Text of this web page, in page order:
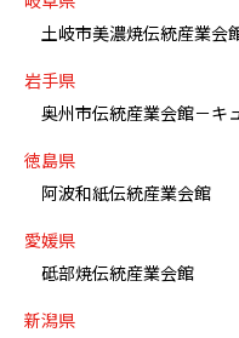
土岐市美濃焼伝統産業会
岩手県
奥州市伝統産業会館－キ
徳島県
阿波和紙伝統産業会館
愛媛県
砥部焼伝統産業会館
新潟県